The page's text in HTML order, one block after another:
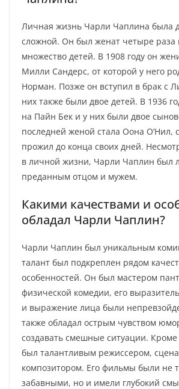
Личная жизнь Чарли Чаплина была
сложной. Он был женат четыре раза
множество детей. В 1908 году он
Милли Сандерс, от которой у него
Норман. Позже он вступил в брак с
них также были двое детей. В 1936
на Пайн Бек и у них были двое
последней женой стала Оона О’Нил,
прожил до конца своих дней.
в личной жизни, Чарли Чаплин был
преданным отцом и мужем.
Какими качествами и
обладал Чарли Чаплин?
Чарли Чаплин был уникальным
талант был подкреплен рядом
особенностей. Он был мастером
физической комедии, его
и выражение лица были
также обладал острым чувством
создавать смешные ситуации. Кроме
был талантливым режиссером,
композитором. Его фильмы были не
забавными, но и имели глубокий